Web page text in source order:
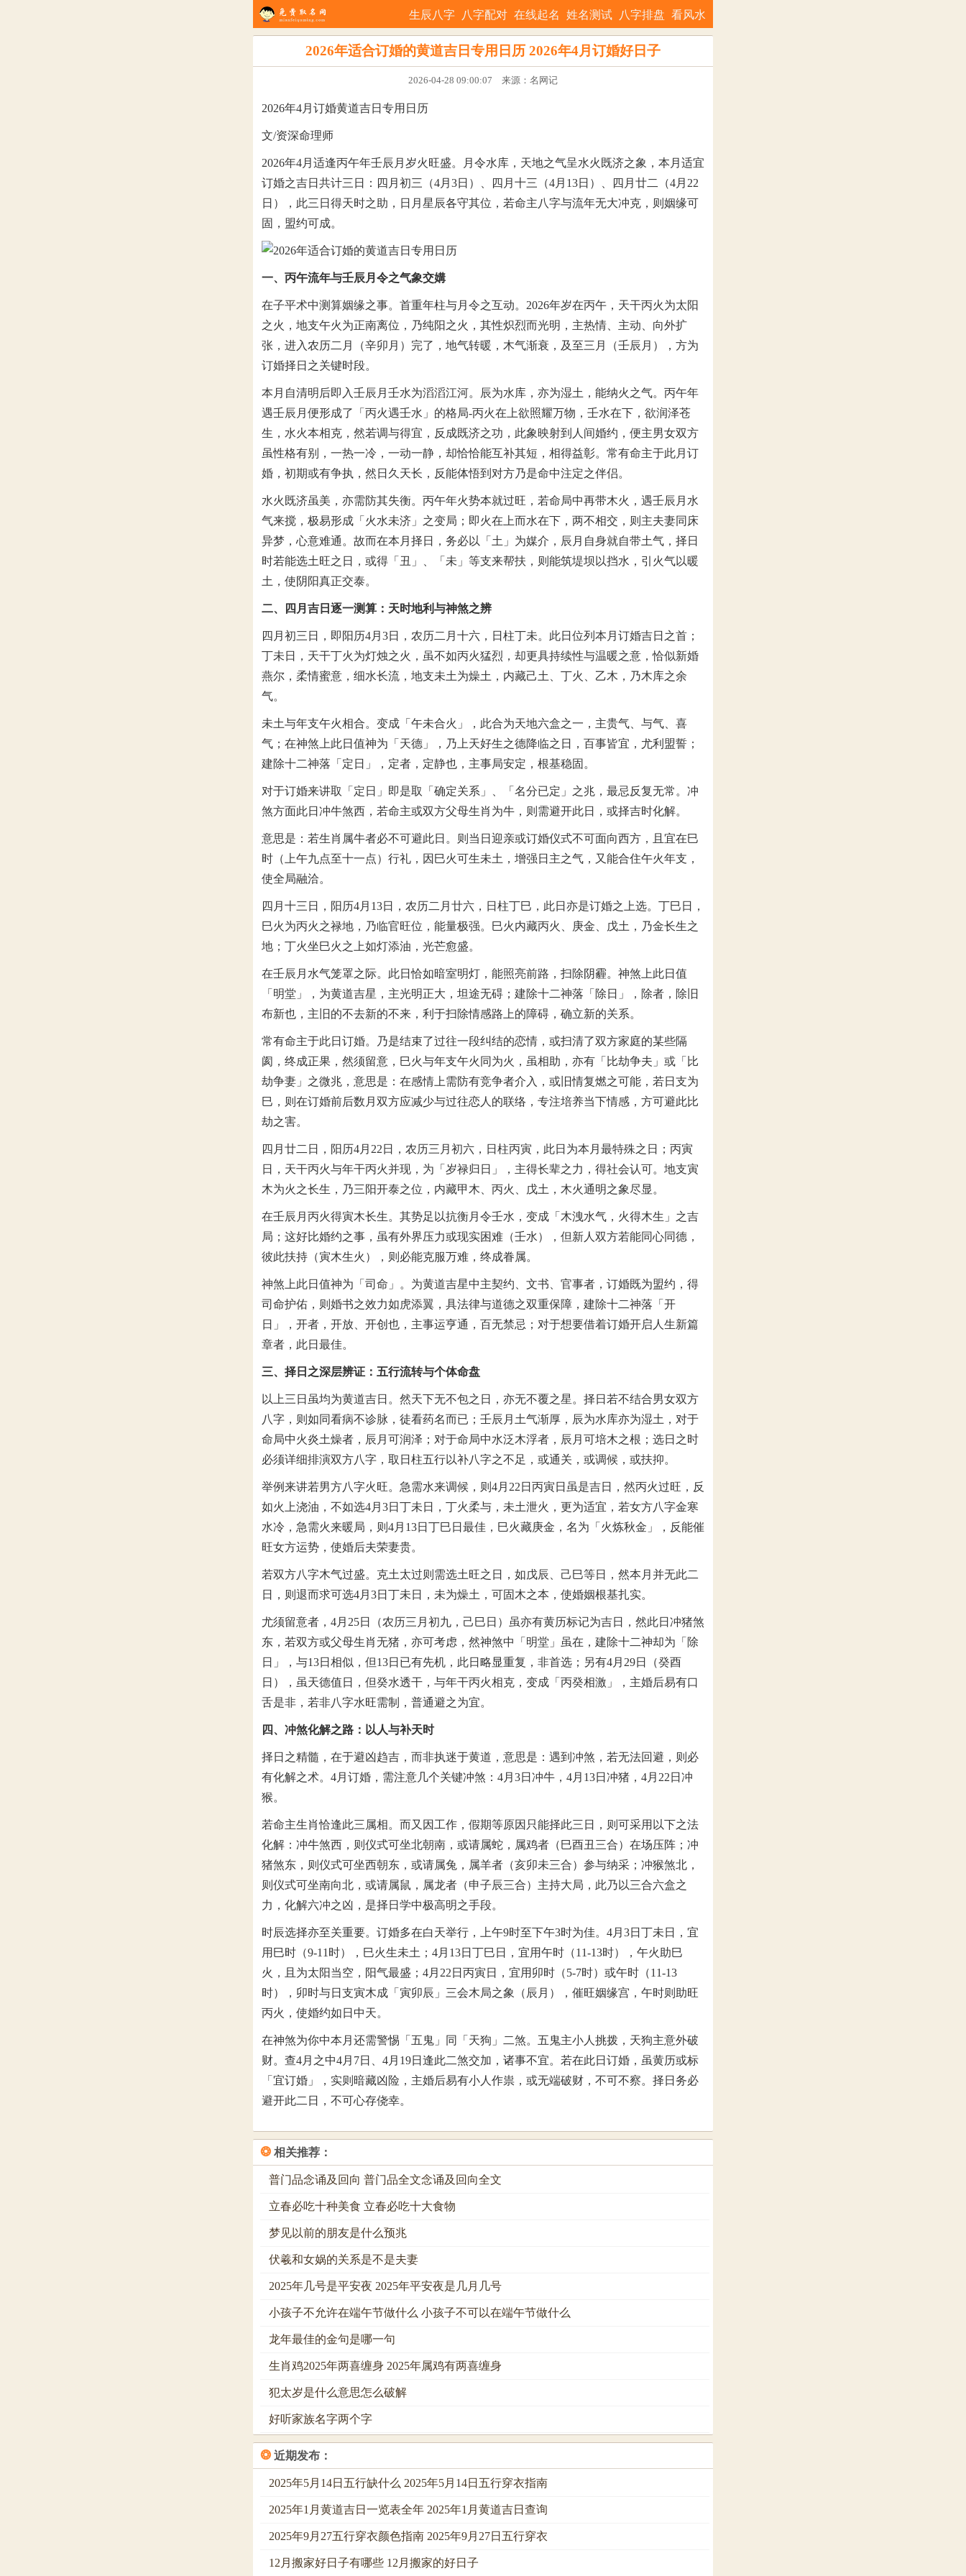
生辰八字 八字配对 在线起名 姓名测试 八字排盘 看风水
2026年适合订婚的黄道吉日专用日历 2026年4月订婚好日子
2026-04-28 09:00:07 来源：名网记
2026年4月订婚黄道吉日专用日历
文/资深命理师
2026年4月适逢丙午年壬辰月岁火旺盛。月令水库，天地之气呈水火既济之象，本月适宜
订婚之吉日共计三日：四月初三（4月3日）、四月十三（4月13日）、四月廿二（4月22
日），此三日得天时之助，日月星辰各守其位，若命主八字与流年无大冲克，则姻缘可
固，盟约可成。
一、丙午流年与壬辰月令之气象交媾
在子平术中测算姻缘之事。首重年柱与月令之互动。2026年岁在丙午，天干丙火为太阳
之火，地支午火为正南离位，乃纯阳之火，其性炽烈而光明，主热情、主动、向外扩
张，进入农历二月（辛卯月）完了，地气转暖，木气渐衰，及至三月（壬辰月），方为
订婚择日之关键时段。
本月自清明后即入壬辰月壬水为滔滔江河。辰为水库，亦为湿土，能纳火之气。丙午年
遇壬辰月便形成了「丙火遇壬水」的格局-丙火在上欲照耀万物，壬水在下，欲润泽苍
生，水火本相克，然若调与得宜，反成既济之功，此象映射到人间婚约，便主男女双方
虽性格有别，一热一冷，一动一静，却恰恰能互补其短，相得益彰。常有命主于此月订
婚，初期或有争执，然日久天长，反能体悟到对方乃是命中注定之伴侣。
水火既济虽美，亦需防其失衡。丙午年火势本就过旺，若命局中再带木火，遇壬辰月水
气来搅，极易形成「火水未济」之变局；即火在上而水在下，两不相交，则主夫妻同床
异梦，心意难通。故而在本月择日，务必以「土」为媒介，辰月自身就自带土气，择日
时若能选土旺之日，或得「丑」、「未」等支来帮扶，则能筑堤坝以挡水，引火气以暖
土，使阴阳真正交泰。
二、四月吉日逐一测算：天时地利与神煞之辨
四月初三日，即阳历4月3日，农历二月十六，日柱丁未。此日位列本月订婚吉日之首；
丁未日，天干丁火为灯烛之火，虽不如丙火猛烈，却更具持续性与温暖之意，恰似新婚
燕尔，柔情蜜意，细水长流，地支未土为燥土，内藏己土、丁火、乙木，乃木库之余
气。
未土与年支午火相合。变成「午未合火」，此合为天地六盒之一，主贵气、与气、喜
气；在神煞上此日值神为「天德」，乃上天好生之德降临之日，百事皆宜，尤利盟誓；
建除十二神落「定日」，定者，定静也，主事局安定，根基稳固。
对于订婚来讲取「定日」即是取「确定关系」、「名分已定」之兆，最忌反复无常。冲
煞方面此日冲牛煞西，若命主或双方父母生肖为牛，则需避开此日，或择吉时化解。
意思是：若生肖属牛者必不可避此日。则当日迎亲或订婚仪式不可面向西方，且宜在巳
时（上午九点至十一点）行礼，因巳火可生未土，增强日主之气，又能合住午火年支，
使全局融洽。
四月十三日，阳历4月13日，农历二月廿六，日柱丁巳，此日亦是订婚之上选。丁巳日，
巳火为丙火之禄地，乃临官旺位，能量极强。巳火内藏丙火、庚金、戊土，乃金长生之
地；丁火坐巳火之上如灯添油，光芒愈盛。
在壬辰月水气笼罩之际。此日恰如暗室明灯，能照亮前路，扫除阴霾。神煞上此日值
「明堂」，为黄道吉星，主光明正大，坦途无碍；建除十二神落「除日」，除者，除旧
布新也，主旧的不去新的不来，利于扫除情感路上的障碍，确立新的关系。
常有命主于此日订婚。乃是结束了过往一段纠结的恋情，或扫清了双方家庭的某些隔
阂，终成正果，然须留意，巳火与年支午火同为火，虽相助，亦有「比劫争夫」或「比
劫争妻」之微兆，意思是：在感情上需防有竞争者介入，或旧情复燃之可能，若日支为
巳，则在订婚前后数月双方应减少与过往恋人的联络，专注培养当下情感，方可避此比
劫之害。
四月廿二日，阳历4月22日，农历三月初六，日柱丙寅，此日为本月最特殊之日；丙寅
日，天干丙火与年干丙火并现，为「岁禄归日」，主得长辈之力，得社会认可。地支寅
木为火之长生，乃三阳开泰之位，内藏甲木、丙火、戊土，木火通明之象尽显。
在壬辰月丙火得寅木长生。其势足以抗衡月令壬水，变成「木洩水气，火得木生」之吉
局；这好比婚约之事，虽有外界压力或现实困难（壬水），但新人双方若能同心同德，
彼此扶持（寅木生火），则必能克服万难，终成眷属。
神煞上此日值神为「司命」。为黄道吉星中主契约、文书、官事者，订婚既为盟约，得
司命护佑，则婚书之效力如虎添翼，具法律与道德之双重保障，建除十二神落「开
日」，开者，开放、开创也，主事运亨通，百无禁忌；对于想要借着订婚开启人生新篇
章者，此日最佳。
三、择日之深层辨证：五行流转与个体命盘
以上三日虽均为黄道吉日。然天下无不包之日，亦无不覆之星。择日若不结合男女双方
八字，则如同看病不诊脉，徒看药名而已；壬辰月土气渐厚，辰为水库亦为湿土，对于
命局中火炎土燥者，辰月可润泽；对于命局中水泛木浮者，辰月可培木之根；选日之时
必须详细排演双方八字，取日柱五行以补八字之不足，或通关，或调候，或扶抑。
举例来讲若男方八字火旺。急需水来调候，则4月22日丙寅日虽是吉日，然丙火过旺，反
如火上浇油，不如选4月3日丁未日，丁火柔与，未土泄火，更为适宜，若女方八字金寒
水冷，急需火来暖局，则4月13日丁巳日最佳，巳火藏庚金，名为「火炼秋金」，反能催
旺女方运势，使婚后夫荣妻贵。
若双方八字木气过盛。克土太过则需选土旺之日，如戊辰、己巳等日，然本月并无此二
日，则退而求可选4月3日丁未日，未为燥土，可固木之本，使婚姻根基扎实。
尤须留意者，4月25日（农历三月初九，己巳日）虽亦有黄历标记为吉日，然此日冲猪煞
东，若双方或父母生肖无猪，亦可考虑，然神煞中「明堂」虽在，建除十二神却为「除
日」，与13日相似，但13日已有先机，此日略显重复，非首选；另有4月29日（癸酉
日），虽天德值日，但癸水透干，与年干丙火相克，变成「丙癸相激」，主婚后易有口
舌是非，若非八字水旺需制，普通避之为宜。
四、冲煞化解之路：以人与补天时
择日之精髓，在于避凶趋吉，而非执迷于黄道，意思是：遇到冲煞，若无法回避，则必
有化解之术。4月订婚，需注意几个关键冲煞：4月3日冲牛，4月13日冲猪，4月22日冲
猴。
若命主生肖恰逢此三属相。而又因工作，假期等原因只能择此三日，则可采用以下之法
化解：冲牛煞西，则仪式可坐北朝南，或请属蛇，属鸡者（巳酉丑三合）在场压阵；冲
猪煞东，则仪式可坐西朝东，或请属兔，属羊者（亥卯未三合）参与纳采；冲猴煞北，
则仪式可坐南向北，或请属鼠，属龙者（申子辰三合）主持大局，此乃以三合六盒之
力，化解六冲之凶，是择日学中极高明之手段。
时辰选择亦至关重要。订婚多在白天举行，上午9时至下午3时为佳。4月3日丁未日，宜
用巳时（9-11时），巳火生未土；4月13日丁巳日，宜用午时（11-13时），午火助巳
火，且为太阳当空，阳气最盛；4月22日丙寅日，宜用卯时（5-7时）或午时（11-13
时），卯时与日支寅木成「寅卯辰」三会木局之象（辰月），催旺姻缘宫，午时则助旺
丙火，使婚约如日中天。
在神煞为你中本月还需警惕「五鬼」同「天狗」二煞。五鬼主小人挑拨，天狗主意外破
财。查4月之中4月7日、4月19日逢此二煞交加，诸事不宜。若在此日订婚，虽黄历或标
「宜订婚」，实则暗藏凶险，主婚后易有小人作祟，或无端破财，不可不察。择日务必
避开此二日，不可心存侥幸。
❂ 相关推荐：
普门品念诵及回向 普门品全文念诵及回向全文
立春必吃十种美食 立春必吃十大食物
梦见以前的朋友是什么预兆
伏羲和女娲的关系是不是夫妻
2025年几号是平安夜 2025年平安夜是几月几号
小孩子不允许在端午节做什么 小孩子不可以在端午节做什么
龙年最佳的金句是哪一句
生肖鸡2025年两喜缠身 2025年属鸡有两喜缠身
犯太岁是什么意思怎么破解
好听家族名字两个字
❂ 近期发布：
2025年5月14日五行缺什么 2025年5月14日五行穿衣指南
2025年1月黄道吉日一览表全年 2025年1月黄道吉日查询
2025年9月27五行穿衣颜色指南 2025年9月27日五行穿衣
12月搬家好日子有哪些 12月搬家的好日子